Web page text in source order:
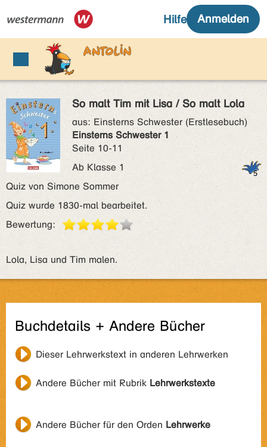
So malt Tim mit Lisa / So malt Lola
aus: Einsterns Schwester (Erstlesebuch)
Einsterns Schwester 1
Seite 10-11
Ab Klasse 1
Quiz von Simone Sommer
Quiz wurde 1830-mal bearbeitet.
Bewertung:
Lola, Lisa und Tim malen.
Buchdetails + Andere Bücher
Dieser Lehrwerkstext in anderen Lehrwerken
Andere Bücher mit Rubrik Lehrwerkstexte
Andere Bücher für den Orden Lehrwerke